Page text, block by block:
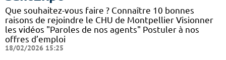
Que souhaitez-vous faire ? Connaître 10 bonnes
raisons de rejoindre le CHU de Montpellier Visionner
les vidéos "Paroles de nos agents" Postuler à nos
offres d’emploi
18/02/2026 15:25